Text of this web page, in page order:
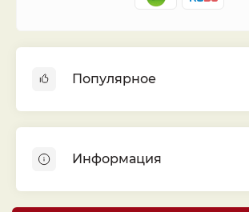
Популярное
Монеты
Банкноты
Информация